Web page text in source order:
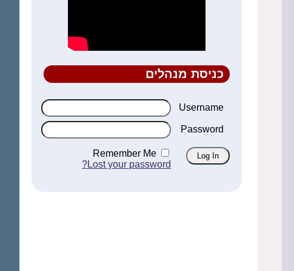
כניסת מנהלים
Username
Password
Remember Me
Lost your password?